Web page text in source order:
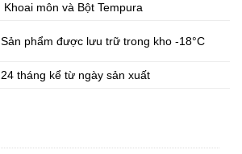
Khoai môn và Bột Tempura
Sản phẩm được lưu trữ trong kho -18°C
24 tháng kể từ ngày sản xuất